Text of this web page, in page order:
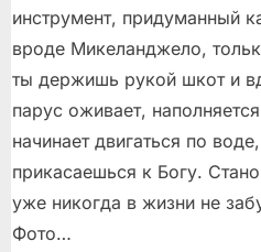
инструмент, придуманный
вроде Микеланджело,
ты держишь рукой шкот и
парус оживает,
начинает двигаться по
прикасаешься к Богу.
уже никогда в жизни не
Фото…